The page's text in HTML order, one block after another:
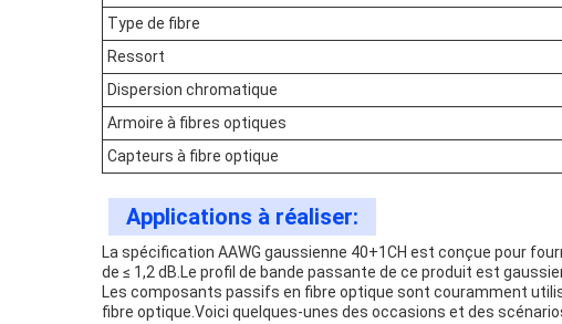
Type de fibre
Ressort
Dispersion chromatique
Armoire à fibres optiques
Capteurs à fibre optique
Applications à réaliser:
La spécification AAWG gaussienne 40+1CH est conçue pour
de ≤ 1,2 dB.Le profil de bande passante de ce produit est
Les composants passifs en fibre optique sont couramment
fibre optique.Voici quelques-unes des occasions et des